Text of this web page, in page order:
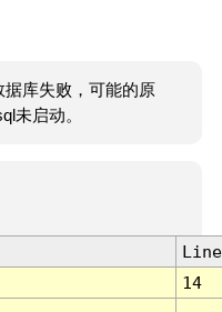
据库失败，可能的原
未启动。
Line
14